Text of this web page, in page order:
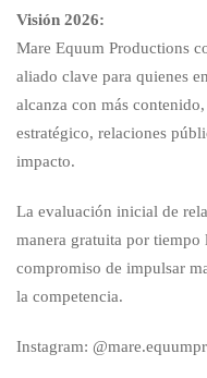
Visión 2026:
Mare Equum Productions
aliado clave para quienes
alcanza con más
estratégico, relaciones
impacto.
La evaluación inicial de
manera gratuita por
compromiso de impulsar
la competencia.
Instagram: